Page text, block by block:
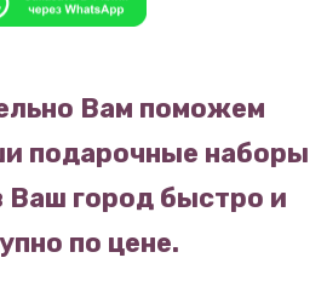
Вам поможем
подарочные наборы
Ваш город быстро и
по цене.